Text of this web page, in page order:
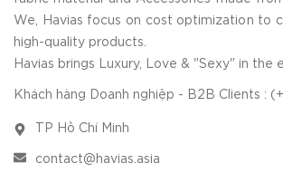
We, Havias focus on cost optimization to
high-quality products.
Havias brings Luxury, Love & "Sexy" in the
Khách hàng Doanh nghiệp - B2B Clients :
TP Hồ Chí Minh
contact@havias.asia